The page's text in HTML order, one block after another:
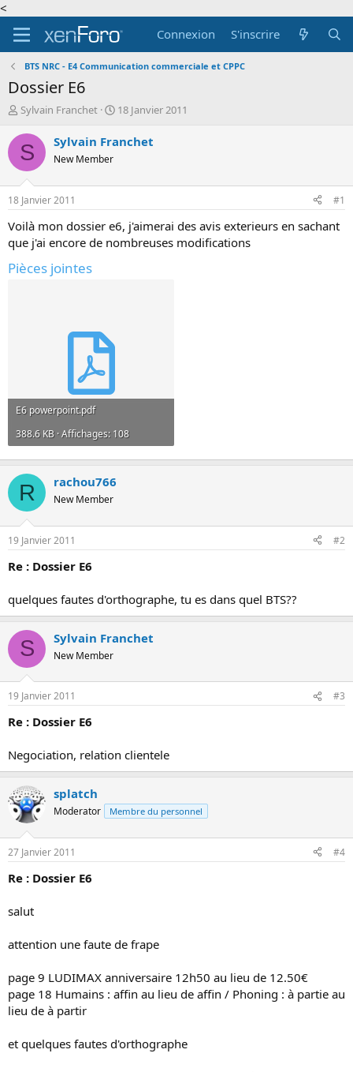
<
Connexion
S'inscrire
BTS NRC - E4 Communication commerciale et CPPC
Dossier E6
A
t
e
r
d
e
l
d
i
Sylvain Franchet
D
t
é
b
u
t
18 Janvier 2011
S Sylvain Franchet
New Member
18 Janvier 2011 #1
Voilà mon dossier e6, j'aimerai des avis exterieurs en sachant
que j'ai encore de nombreuses modifications
Pièces jointes
E6 powerpoint.pdf
388.6 KB · Affichages: 108
R rachou766
New Member
19 Janvier 2011 #2
Re : Dossier E6
quelques fautes d'orthographe, tu es dans quel BTS??
S Sylvain Franchet
New Member
19 Janvier 2011 #3
Re : Dossier E6
Negociation, relation clientele
splatch
Moderator Membre du personnel
27 Janvier 2011 #4
Re : Dossier E6
salut
attention une faute de frape
page 9 LUDIMAX anniversaire 12h50 au lieu de 12.50€
page 18 Humains : affin au lieu de affin / Phoning : à partie au
lieu de à partir
et quelques fautes d'orthographe